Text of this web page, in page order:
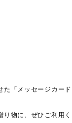
た「メッセージカー
物に、ぜひご利用く